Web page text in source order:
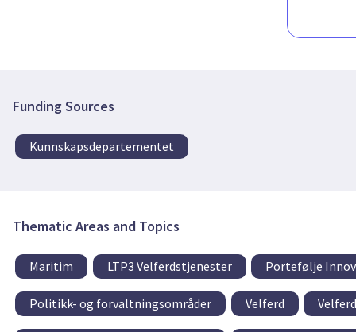
Funding Sources
Kunnskapsdepartementet
Thematic Areas and Topics
Maritim LTP3 Velferdstjenester Portefølje
Politikk- og forvaltningsområder Velferd Velferd